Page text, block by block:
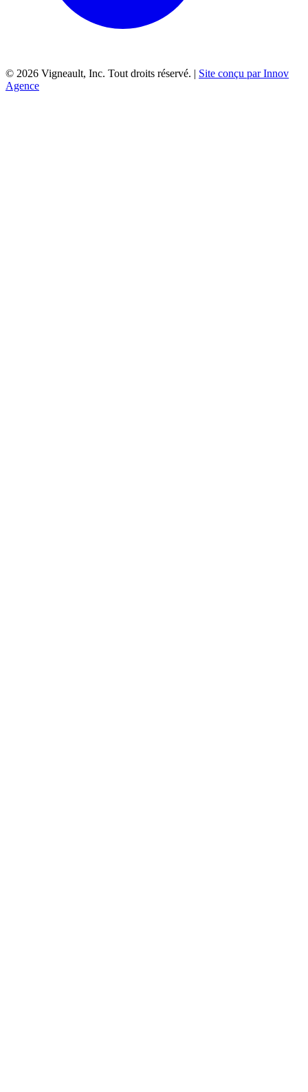
© 2026 Vigneault, Inc. Tout droits réservé. | Site conçu par Innov
Agence